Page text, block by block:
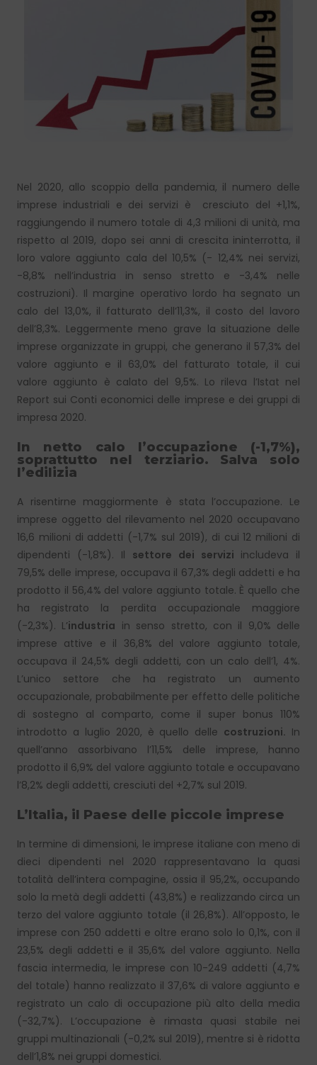
Nel 2020, allo scoppio della pandemia, il numero delle
imprese industriali e dei servizi è cresciuto del +1,1%,
raggiungendo il numero totale di 4,3 milioni di unità, ma
rispetto al 2019, dopo sei anni di crescita ininterrotta, il
loro valore aggiunto cala del 10,5% (- 12,4% nei servizi,
-8,8% nell’industria in senso stretto e -3,4% nelle
costruzioni). Il margine operativo lordo ha segnato un
calo del 13,0%, il fatturato dell’11,3%, il costo del lavoro
dell’8,3%. Leggermente meno grave la situazione delle
imprese organizzate in gruppi, che generano il 57,3% del
valore aggiunto e il 63,0% del fatturato totale, il cui
valore aggiunto è calato del 9,5%. Lo rileva l’Istat nel
Report sui Conti economici delle imprese e dei gruppi di
impresa 2020.
In netto calo l’occupazione (-1,7%),
soprattutto nel terziario. Salva solo
l’edilizia
A risentirne maggiormente è stata l’occupazione. Le
imprese oggetto del rilevamento nel 2020 occupavano
16,6 milioni di addetti (-1,7% sul 2019), di cui 12 milioni di
dipendenti (-1,8%). Il settore dei servizi includeva il
79,5% delle imprese, occupava il 67,3% degli addetti e ha
prodotto il 56,4% del valore aggiunto totale. È quello che
ha registrato la perdita occupazionale maggiore
(-2,3%). L’industria in senso stretto, con il 9,0% delle
imprese attive e il 36,8% del valore aggiunto totale,
occupava il 24,5% degli addetti, con un calo dell’1, 4%.
L’unico settore che ha registrato un aumento
occupazionale, probabilmente per effetto delle politiche
di sostegno al comparto, come il super bonus 110%
introdotto a luglio 2020, è quello delle costruzioni. In
quell’anno assorbivano l’11,5% delle imprese, hanno
prodotto il 6,9% del valore aggiunto totale e occupavano
l’8,2% degli addetti, cresciuti del +2,7% sul 2019.
L’Italia, il Paese delle piccole imprese
In termine di dimensioni, le imprese italiane con meno di
dieci dipendenti nel 2020 rappresentavano la quasi
totalità dell’intera compagine, ossia il 95,2%, occupando
solo la metà degli addetti (43,8%) e realizzando circa un
terzo del valore aggiunto totale (il 26,8%). All’opposto, le
imprese con 250 addetti e oltre erano solo lo 0,1%, con il
23,5% degli addetti e il 35,6% del valore aggiunto. Nella
fascia intermedia, le imprese con 10-249 addetti (4,7%
del totale) hanno realizzato il 37,6% di valore aggiunto e
registrato un calo di occupazione più alto della media
(-32,7%). L’occupazione è rimasta quasi stabile nei
gruppi multinazionali (-0,2% sul 2019), mentre si è ridotta
dell’1,8% nei gruppi domestici.